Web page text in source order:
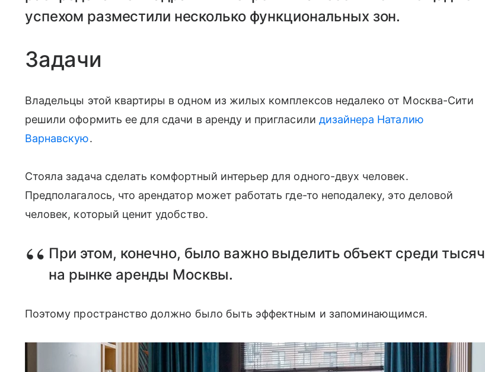
успехом разместили несколько функциональных зон.
Задачи
Владельцы этой квартиры в одном из жилых комплексов недалеко от Москва-Сити
решили оформить ее для сдачи в аренду и пригласили дизайнера Наталию
Варнавскую.
Стояла задача сделать комфортный интерьер для одного-двух человек.
Предполагалось, что арендатор может работать где-то неподалеку, это деловой
человек, который ценит удобство.
При этом, конечно, было важно выделить объект среди тысяч
на рынке аренды Москвы.
Поэтому пространство должно было быть эффектным и запоминающимся.